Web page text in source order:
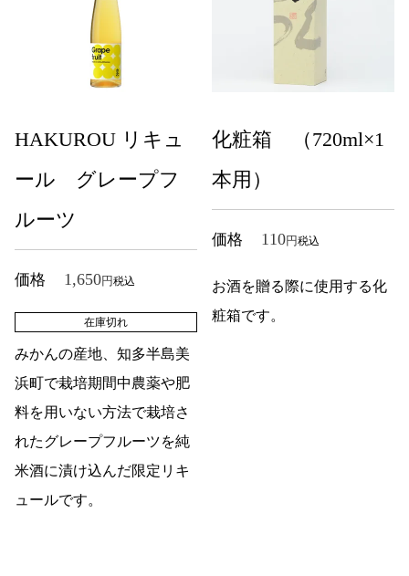
HAKUROU リキュ
ール グレープフ
ルーツ
価格 1,650 税込
在庫切れ
みかんの産地、知多半島美
浜町で栽培期間中農薬や肥
料を用いない方法で栽培さ
れたグレープフルーツを純
米酒に漬け込んだ限定リキ
ュールです。
化粧箱 （720ml×1
本用）
価格 110 税込
お酒を贈る際に使用する化
粧箱です。